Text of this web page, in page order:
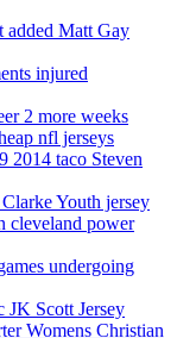
added Matt Gay
injured
2 more weeks
nfl jerseys
2014 taco Steven
Youth jersey
cleveland power
undergoing
JK Scott Jersey
Womens Christian